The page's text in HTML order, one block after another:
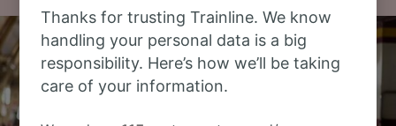
Thanks for trusting Trainline. We know
handling your personal data is a big
responsibility. Here’s how we’ll be taking
care of your information.